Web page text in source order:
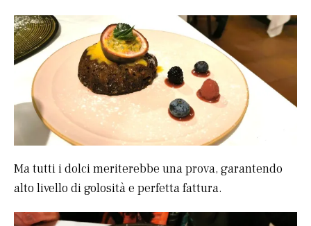
Ma tutti i dolci meriterebbe una prova, garantendo
alto livello di golosità e perfetta fattura.